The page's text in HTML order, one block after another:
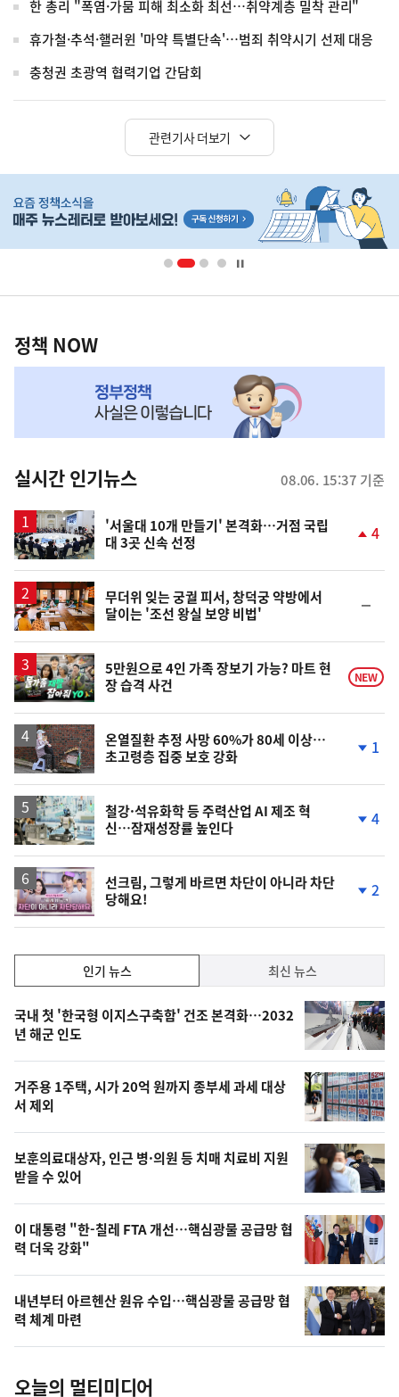
한 총리 "폭염·가뭄 피해 최소화 최선…취약계층 밀착 관리"
휴가철·추석·핼러윈 '마약 특별단속'…범죄 취약시기 선제 대응
충청권 초광역 협력기업 간담회
관련기사 더보기
단
영
책
NOW,
뉴
스
정책 NOW
실시간 인기뉴스 08.06. 15:37 기준
'서울대 10개 만들기' 본격화…거점 국립
대 3곳 신속 선정
4
무더위 잊는 궁궐 피서, 창덕궁 약방에서
달이는 '조선 왕실 보양 비법'
일
영
상
5만원으로 4인 가족 장보기 가능? 마트 현
장 습격 사건
NEW
온열질환 추정 사망 60%가 80세 이상…
초고령층 집중 보호 강화
1
철강·석유화학 등 주력산업 AI 제조 혁
신…잠재성장률 높인다
4
영
상
선크림, 그렇게 바르면 차단이 아니라 차단
당해요!
락
2
기,
최
신,
오
늘
의
영
상
오
늘
의
사
진
인기 뉴스 최신 뉴스
기
뉴
스
국내 첫 '한국형 이지스구축함' 건조 본격화…2032
년 해군 인도
거주용 1주택, 시가 20억 원까지 종부세 과세 대상
서 제외
보훈의료대상자, 인근 병·의원 등 치매 치료비 지원
받을 수 있어
이 대통령 "한-칠레 FTA 개선…핵심광물 공급망 협
력 더욱 강화"
내년부터 아르헨산 원유 수입…핵심광물 공급망 협
력 체계 마련
오늘의 멀티미디어